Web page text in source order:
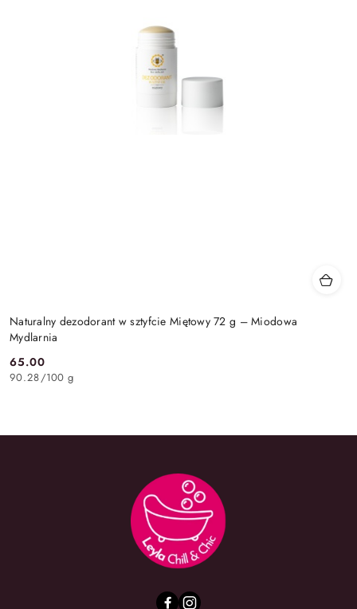
Naturalny dezodorant w sztyfcie Miętowy 72 g – Miodowa
Mydlarnia
Cena:
65.00
90.28/100 g